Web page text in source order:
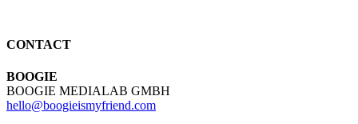
CONTACT
BOOGIE
BOOGIE MEDIALAB GMBH
hello@boogieismyfriend.com